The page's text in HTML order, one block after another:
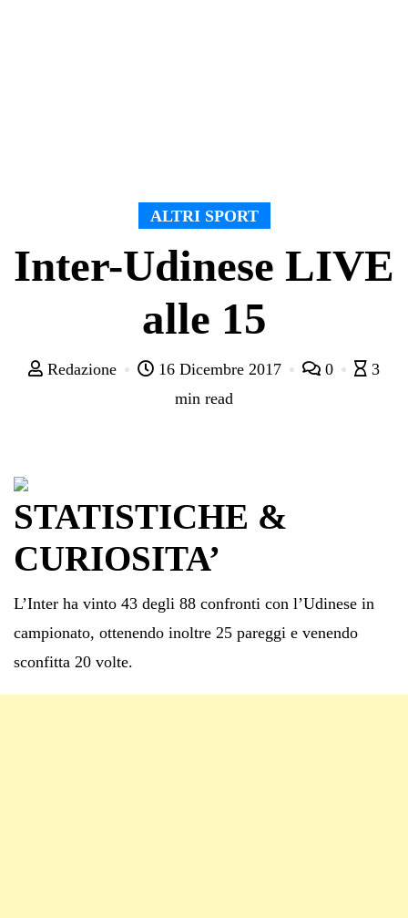
ALTRI SPORT
Inter-Udinese LIVE
alle 15
Redazione 16 Dicembre 2017 0
3
min read
STATISTICHE &
CURIOSITA’
L’Inter ha vinto 43 degli 88 confronti con l’Udinese in
campionato, ottenendo inoltre 25 pareggi e venendo
sconfitta 20 volte.